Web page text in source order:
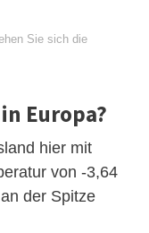
Sie sich die
Europa?
hier mit
von -3,64
der Spitze